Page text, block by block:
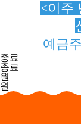
<이주
예금
종료
종료
원
원